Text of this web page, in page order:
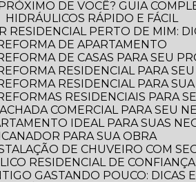
HIDRÁULICOS RÁPIDO E FÁCIL
RESIDENCIAL PERTO DE MIM:
DE APARTAMENTO
DE CASAS PARA SEU
RESIDENCIAL PARA
RESIDENCIAL PARA
RESIDENCIAIS PARA
COMERCIAL PARA SEU
IDEAL PARA SUAS
PARA SUA OBRA
DE CHUVEIRO COM
RESIDENCIAL DE CONFIANÇA
GASTANDO POUCO: DICAS